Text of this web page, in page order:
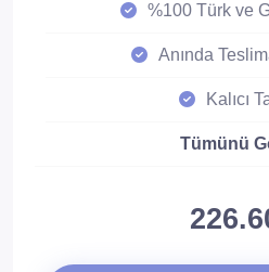
%100 Türk ve
Anında
Kalıcı
Tümünü